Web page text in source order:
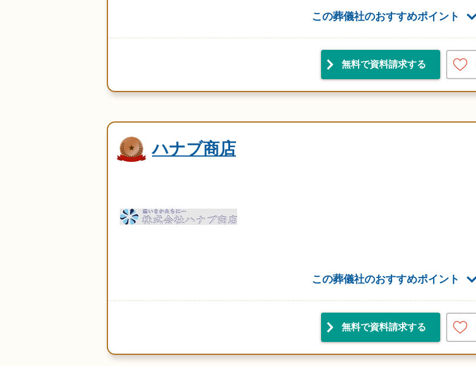
この葬儀社のおすすめポイント
無料で資料請求する
ハナブ商店
この葬儀社のおすすめポイント
無料で資料請求する